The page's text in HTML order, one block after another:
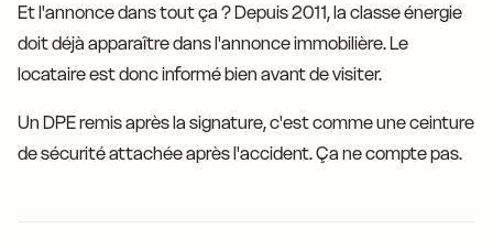
Et l'annonce dans tout ça ? Depuis 2011, la classe énergie
doit déjà apparaître dans l'annonce immobilière. Le
locataire est donc informé bien avant de visiter.
Un DPE remis après la signature, c'est comme une ceinture
de sécurité attachée après l'accident. Ça ne compte pas.